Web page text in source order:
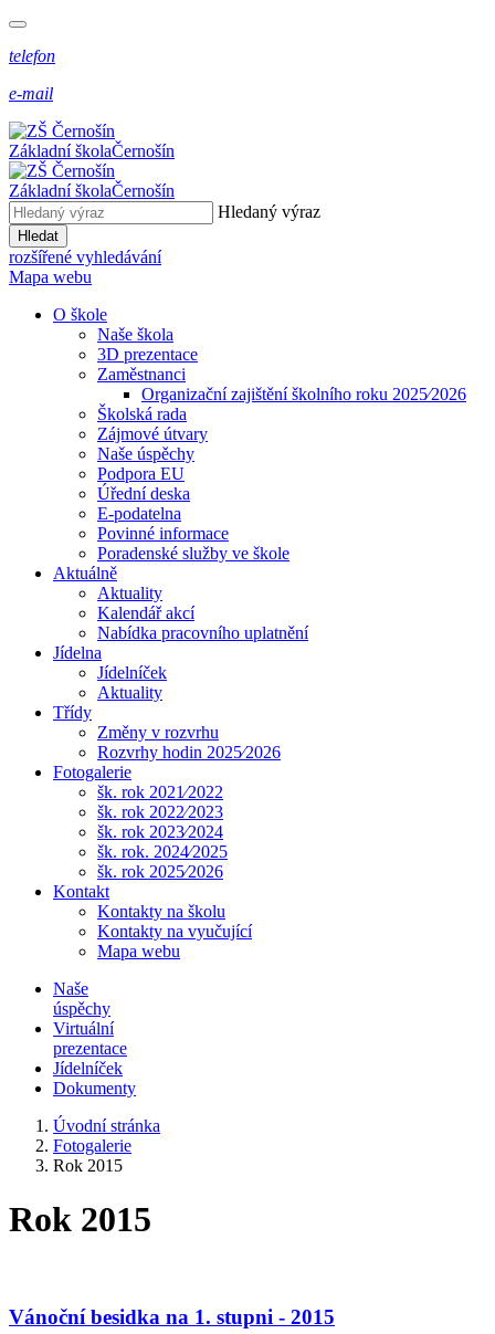
telefon
e-mail
Základní školaČernošín
Základní školaČernošín
Hledaný výraz
Hledat
rozšířené vyhledávání
Mapa webu
O škole
Naše škola
3D prezentace
Zaměstnanci
Organizační zajištění školního roku 2025⁄2026
Školská rada
Zájmové útvary
Naše úspěchy
Podpora EU
Úřední deska
E-podatelna
Povinné informace
Poradenské služby ve škole
Aktuálně
Aktuality
Kalendář akcí
Nabídka pracovního uplatnění
Jídelna
Jídelníček
Aktuality
Třídy
Změny v rozvrhu
Rozvrhy hodin 2025⁄2026
Fotogalerie
šk. rok 2021⁄2022
šk. rok 2022⁄2023
šk. rok 2023⁄2024
šk. rok. 2024⁄2025
šk. rok 2025⁄2026
Kontakt
Kontakty na školu
Kontakty na vyučující
Mapa webu
Naše
úspěchy
Virtuální
prezentace
Jídelníček
Dokumenty
Úvodní stránka
Fotogalerie
Rok 2015
Rok 2015
Vánoční besidka na 1. stupni - 2015